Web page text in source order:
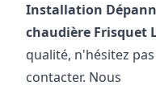
Installation
chaudière Frisquet
qualité, n'hésitez
contacter. Nous